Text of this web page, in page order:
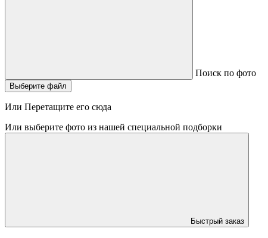
Поиск по фото
Выберите файл
Или Перетащите его сюда
Или выберите фото из нашей специальной подборки
Быстрый заказ